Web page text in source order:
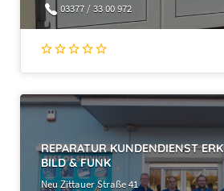
03377 / 33 00 972
REPARATUR KUNDENDIENST
BILD & FUNK
Neu Zittauer Straße 41